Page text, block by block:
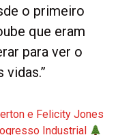
o primeiro
que eram
para ver o
e Felicity Jones
Industrial